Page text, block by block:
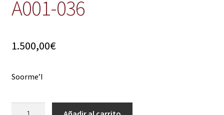
A001-036
1.500,00€
Soorme’I